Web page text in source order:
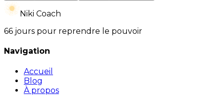
Niki Coach
66 jours pour reprendre le pouvoir
Navigation
Accueil
Blog
À propos